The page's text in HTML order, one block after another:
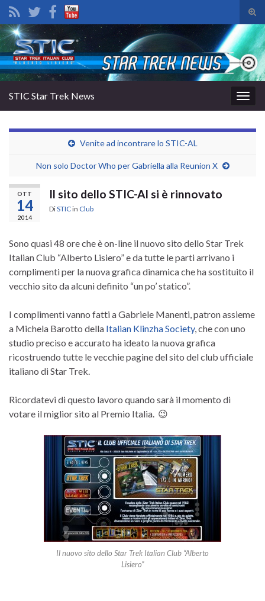
il
di
Search for:
la
STIC Star Trek News
Venite ad incontrare lo STIC-AL
Non solo Doctor Who per Gabriella alla Reunion X
OTT
14
2014
Il sito dello STIC-Al si è rinnovato
DiSTICin Club
Sono quasi 48 ore che è on-line il nuovo sito dello Star Trek
Italian Club “Alberto Lisiero” e da tutte le parti arrivano i
complimenti per la nuova grafica dinamica che ha sostituito il
vecchio sito da alcuni definito “un po’ statico”.
I complimenti vanno fatti a Gabriele Manenti, patron assieme
a Michela Barotto della Italian Klinzha Society, che con uno
studio preciso e accurato ha ideato la nuova grafica
ricostruendo tutte le vecchie pagine del sito del club ufficiale
italiano di Star Trek.
Ricordatevi di questo lavoro quando sarà il momento di
votare il miglior sito al Premio Italia. 😉
Il nuovo sito dello Star Trek Italian Club “Alberto
Lisiero”